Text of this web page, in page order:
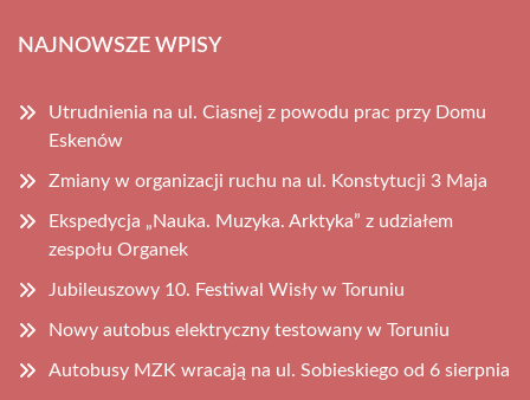
NAJNOWSZE WPISY
Utrudnienia na ul. Ciasnej z powodu prac przy Domu
Eskenów
Zmiany w organizacji ruchu na ul. Konstytucji 3 Maja
Ekspedycja „Nauka. Muzyka. Arktyka” z udziałem
zespołu Organek
Jubileuszowy 10. Festiwal Wisły w Toruniu
Nowy autobus elektryczny testowany w Toruniu
Autobusy MZK wracają na ul. Sobieskiego od 6 sierpnia